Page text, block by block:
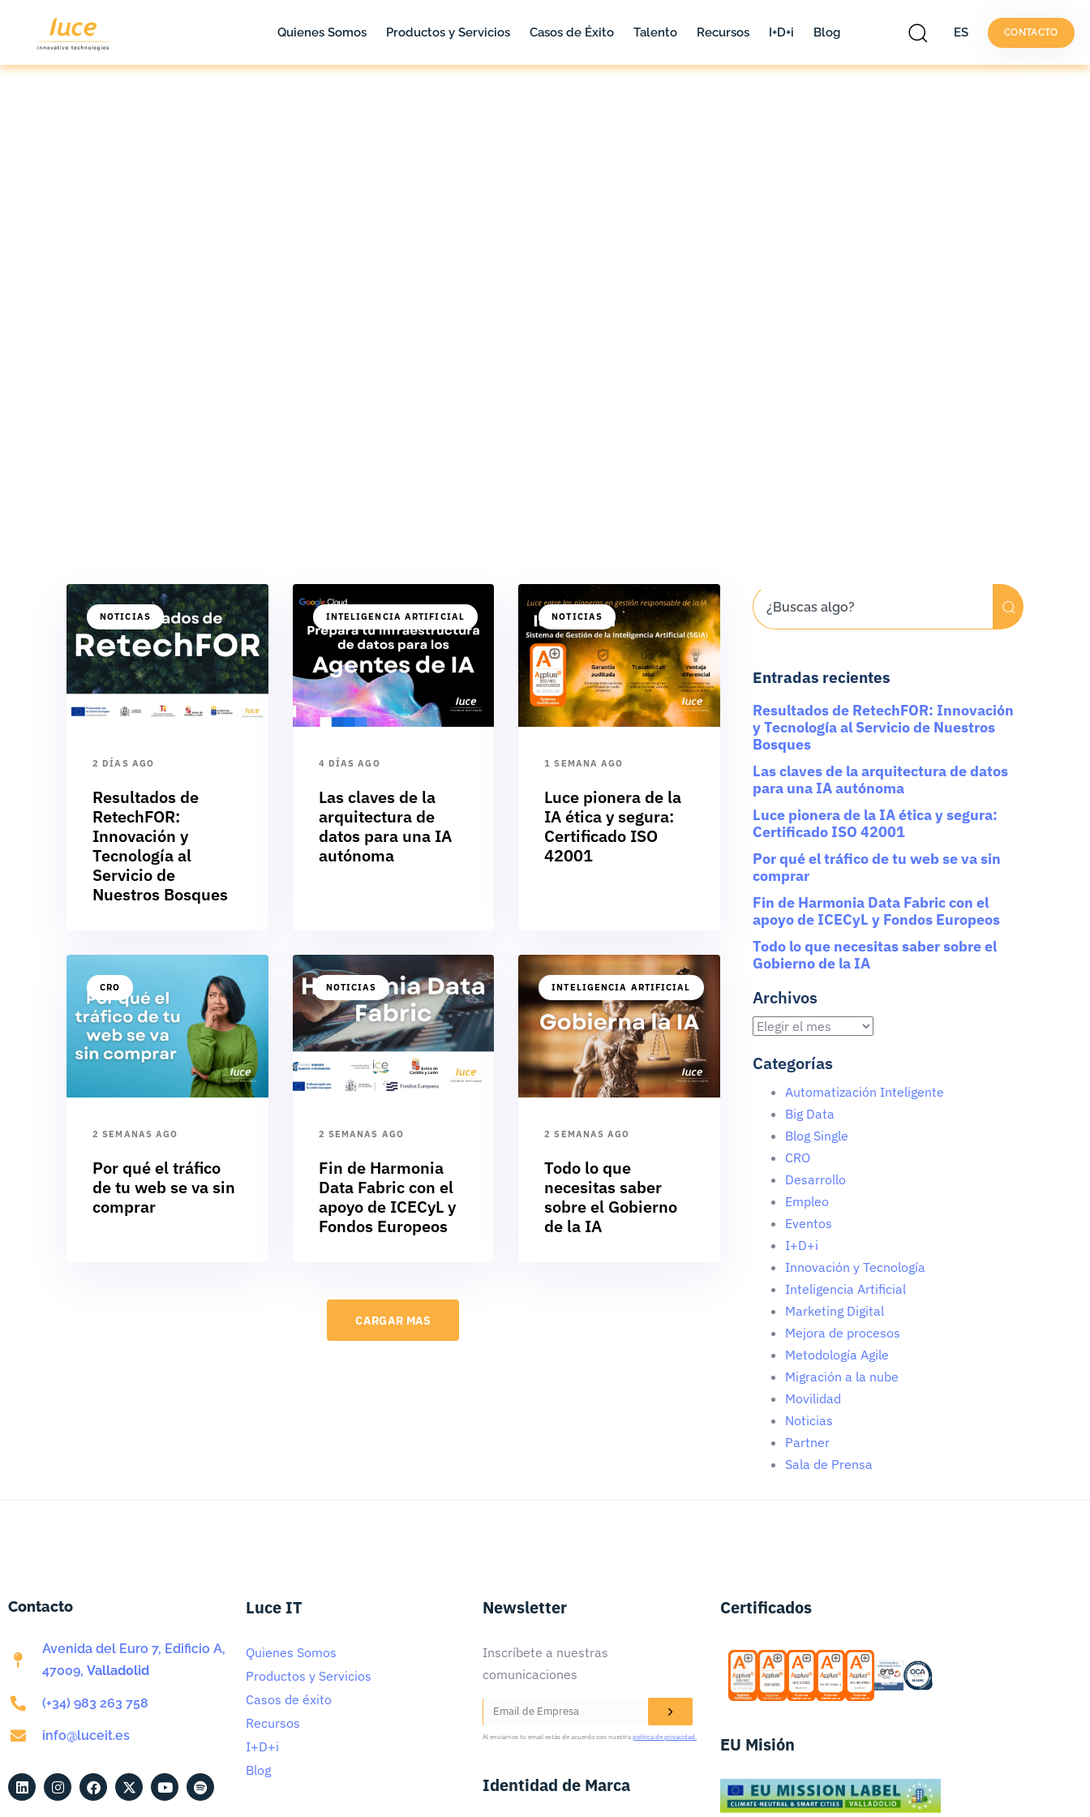
Quienes Somos Productos y Servicios Casos de Éxito Talento Recursos I+D+i Blog ES CONTACTO
NOTICIAS
2 DÍAS AGO
Resultados de
RetechFOR:
Innovación y
Tecnología al
Servicio de
Nuestros Bosques
INTELIGENCIA ARTIFICIAL
4 DÍAS AGO
Las claves de la
arquitectura de
datos para una IA
autónoma
NOTICIAS
1 SEMANA AGO
Luce pionera de la
IA ética y segura:
Certificado ISO
42001
CRO
2 SEMANAS AGO
Por qué el tráfico
de tu web se va sin
comprar
NOTICIAS
2 SEMANAS AGO
Fin de Harmonia
Data Fabric con el
apoyo de ICECyL y
Fondos Europeos
INTELIGENCIA ARTIFICIAL
2 SEMANAS AGO
Todo lo que
necesitas saber
sobre el Gobierno
de la IA
CARGAR MAS
Entradas recientes
Resultados de RetechFOR: Innovación
y Tecnología al Servicio de Nuestros
Bosques
Las claves de la arquitectura de datos
para una IA autónoma
Luce pionera de la IA ética y segura:
Certificado ISO 42001
Por qué el tráfico de tu web se va sin
comprar
Fin de Harmonia Data Fabric con el
apoyo de ICECyL y Fondos Europeos
Todo lo que necesitas saber sobre el
Gobierno de la IA
Archivos
Categorías
Automatización Inteligente
Big Data
Blog Single
CRO
Desarrollo
Empleo
Eventos
I+D+i
Innovación y Tecnología
Inteligencia Artificial
Marketing Digital
Mejora de procesos
Metodología Agile
Migración a la nube
Movilidad
Noticias
Partner
Sala de Prensa
Contacto
Avenida del Euro 7, Edificio A,
47009, Valladolid
(+34) 983 263 758
info@luceit.es
Luce IT
Quienes Somos
Productos y Servicios
Casos de éxito
Recursos
I+D+i
Blog
Newsletter
Inscríbete a nuestras
comunicaciones
Al enviarnos tu email estás de acuerdo con nuestra política de privacidad.
Identidad de Marca
Certificados
EU Misión